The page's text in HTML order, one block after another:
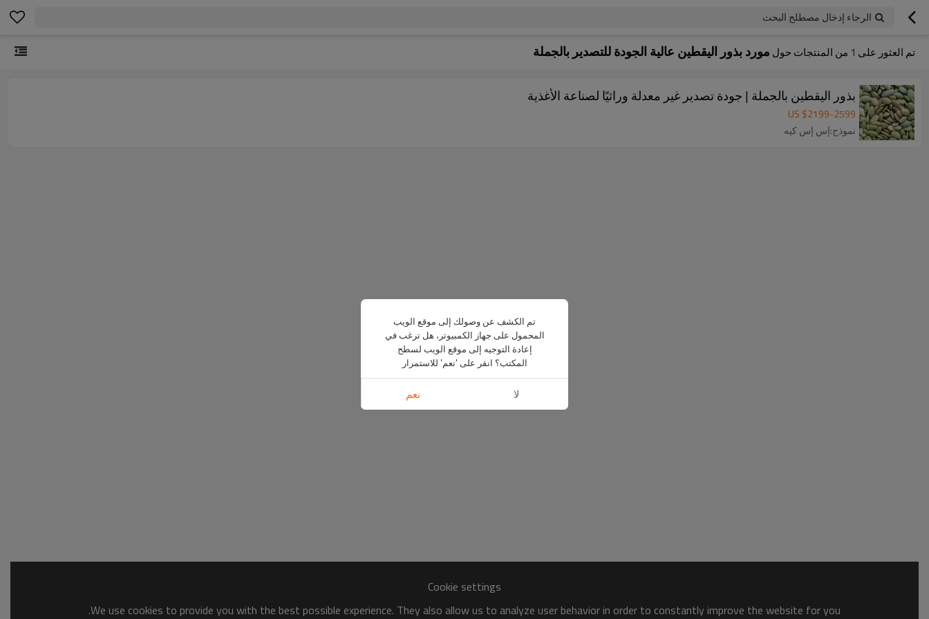
الرجاء إدخال مصطلح البحث
تم العثور على 1 من المنتجات حول مورد بذور اليقطين عالية الجودة للتصدير بالجملة
بذور اليقطين بالجملة | جودة تصدير غير معدلة وراثيًا لصناعة الأغذية
US $2199-2599
نموذج:إس إس كيه
Cookie settings
We use cookies to provide you with the best possible experience. They also allow us to analyze user behavior in order to constantly improve the website for you.
تم الكشف عن وصولك إلى موقع الويب
المحمول على جهاز الكمبيوتر، هل ترغب في
إعادة التوجيه إلى موقع الويب لسطح
المكتب؟ انقر على 'نعم' للاستمرار
لا نعم